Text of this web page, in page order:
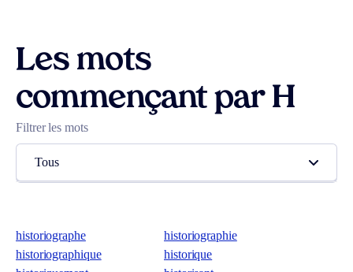
Les mots
commençant par H
Filtrer les mots
Tous
historiographe
historiographie
historiographique
historique